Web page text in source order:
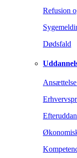
Refusion
Dødsfald